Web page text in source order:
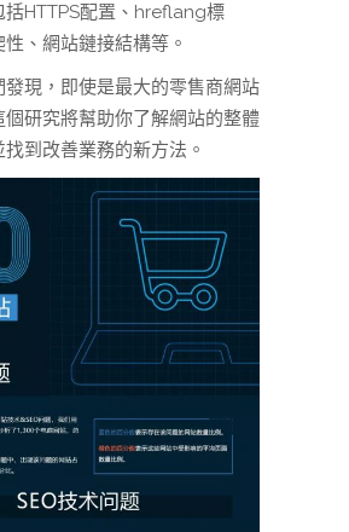
括HTTPS配置、hreflang標
、網站鏈接結構等。
發現，即使是最大的零售商網站
個研究將幫助你了解網站的整體
到改善業務的新方法。